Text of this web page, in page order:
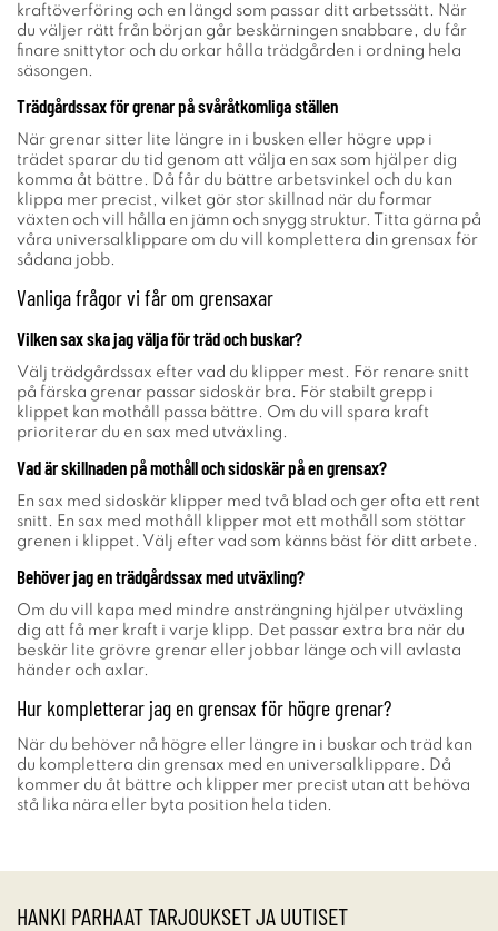
kraftöverföring och en längd som passar ditt arbetssätt. När
du väljer rätt från början går beskärningen snabbare, du får
finare snittytor och du orkar hålla trädgården i ordning hela
säsongen.
Trädgårdssax för grenar på svåråtkomliga ställen
När grenar sitter lite längre in i busken eller högre upp i
trädet sparar du tid genom att välja en sax som hjälper dig
komma åt bättre. Då får du bättre arbetsvinkel och du kan
klippa mer precist, vilket gör stor skillnad när du formar
växten och vill hålla en jämn och snygg struktur. Titta gärna på
våra universalklippare om du vill komplettera din grensax för
sådana jobb.
Vanliga frågor vi får om grensaxar
Vilken sax ska jag välja för träd och buskar?
Välj trädgårdssax efter vad du klipper mest. För renare snitt
på färska grenar passar sidoskär bra. För stabilt grepp i
klippet kan mothåll passa bättre. Om du vill spara kraft
prioriterar du en sax med utväxling.
Vad är skillnaden på mothåll och sidoskär på en grensax?
En sax med sidoskär klipper med två blad och ger ofta ett rent
snitt. En sax med mothåll klipper mot ett mothåll som stöttar
grenen i klippet. Välj efter vad som känns bäst för ditt arbete.
Behöver jag en trädgårdssax med utväxling?
Om du vill kapa med mindre ansträngning hjälper utväxling
dig att få mer kraft i varje klipp. Det passar extra bra när du
beskär lite grövre grenar eller jobbar länge och vill avlasta
händer och axlar.
Hur kompletterar jag en grensax för högre grenar?
När du behöver nå högre eller längre in i buskar och träd kan
du komplettera din grensax med en universalklippare. Då
kommer du åt bättre och klipper mer precist utan att behöva
stå lika nära eller byta position hela tiden.
HANKI PARHAAT TARJOUKSET JA UUTISET